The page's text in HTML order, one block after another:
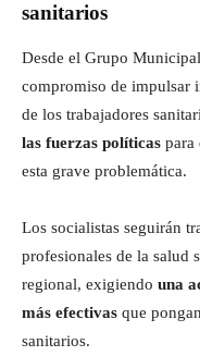
sanitarios
Desde el Grupo
compromiso de impulsar
de los trabajadores
las fuerzas políticas para
esta grave problemática.
Los socialistas seguirán
profesionales de la salud
regional, exigiendo una
más efectivas que
sanitarios.